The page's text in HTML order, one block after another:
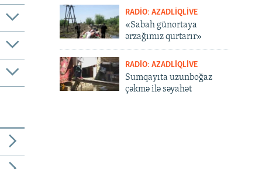
RADIO: AZADLIQLIVE
«Sabah günortaya
ərzağımız qurtarır»
RADIO: AZADLIQLIVE
Sumqayıta uzunboğaz
çəkmə ilə səyahət